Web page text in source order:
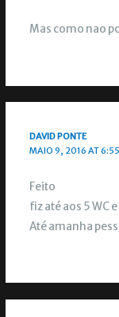
Mas como nao
DAVID PONTE
MAIO 9, 2016 AT
Feito
fiz até aos 5 WC
Até amanha